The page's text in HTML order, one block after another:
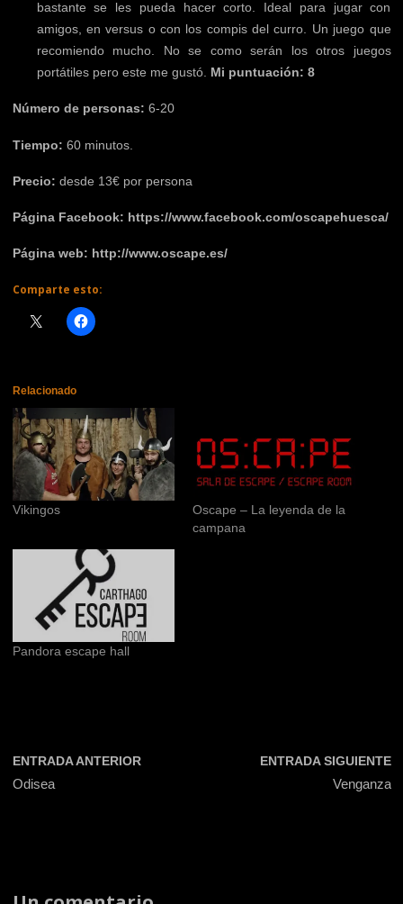
bastante se les pueda hacer corto. Ideal para jugar con
amigos, en versus o con los compis del curro. Un juego que
recomiendo mucho. No se como serán los otros juegos
portátiles pero este me gustó. Mi puntuación: 8
Número de personas: 6-20
Tiempo: 60 minutos.
Precio: desde 13€ por persona
Página Facebook: https://www.facebook.com/oscapehuesca/
Página web: http://www.oscape.es/
Comparte esto:
Relacionado
Vikingos
Oscape – La leyenda de la
campana
Pandora escape hall
ENTRADA ANTERIOR
Odisea
ENTRADA SIGUIENTE
Venganza